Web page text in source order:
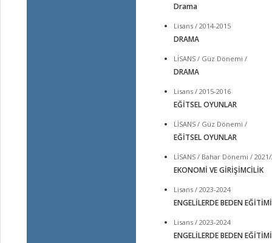
Drama
Lisans / 2014-2015
DRAMA
LİSANS / Güz Dönemi /
DRAMA
Lisans / 2015-2016
EĞİTSEL OYUNLAR
LİSANS / Güz Dönemi /
EĞİTSEL OYUNLAR
LİSANS / Bahar Dönemi /
EKONOMİ VE GİRİŞİMCİLİK
Lisans / 2023-2024
ENGELİLERDE BEDEN
Lisans / 2023-2024
ENGELİLERDE BEDEN